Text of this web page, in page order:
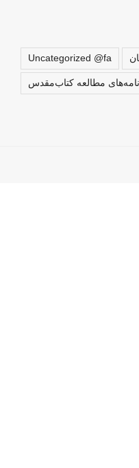
Uncategorized @fa
مطالعه کتاب‌مقدس